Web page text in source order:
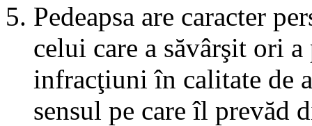
Pedeapsa are caracter
celui care a săvârşit ori
infracţiuni în calitate de
sensul pe care îl prevăd